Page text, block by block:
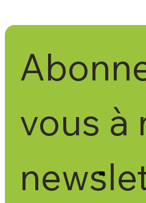
vous à